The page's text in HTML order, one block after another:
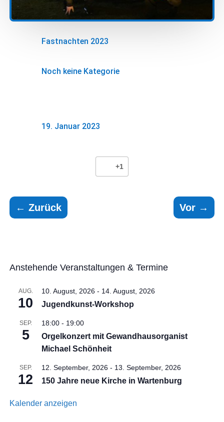
Fastnachten 2023
Noch keine Kategorie
19. Januar 2023
+1
←Zurück Vor→
Anstehende Veranstaltungen & Termine
AUG.
10
10. August, 2026 - 14. August, 2026
Jugendkunst-Workshop
SEP.
5
18:00 - 19:00
Orgelkonzert mit Gewandhausorganist
Michael Schönheit
SEP.
12
12. September, 2026 - 13. September, 2026
150 Jahre neue Kirche in Wartenburg
Kalender anzeigen